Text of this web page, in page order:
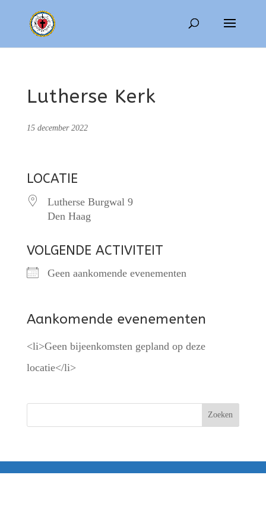
Lutherse Kerk
15 december 2022
LOCATIE
Lutherse Burgwal 9
Den Haag
VOLGENDE ACTIVITEIT
Geen aankomende evenementen
Aankomende evenementen
<li>Geen bijeenkomsten gepland op deze
locatie</li>